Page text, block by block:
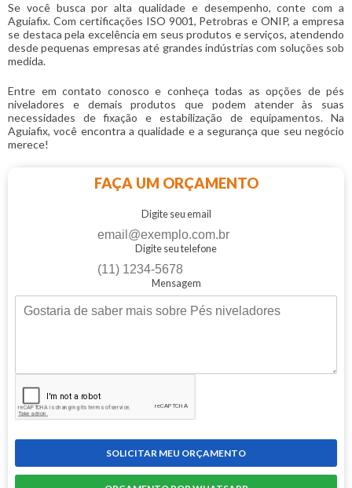
Se você busca por alta qualidade e desempenho, conte com a
Aguiafix. Com certificações ISO 9001, Petrobras e ONIP, a empresa
se destaca pela excelência em seus produtos e serviços, atendendo
desde pequenas empresas até grandes indústrias com soluções sob
medida.
Entre em contato conosco e conheça todas as opções de pés
niveladores e demais produtos que podem atender às suas
necessidades de fixação e estabilização de equipamentos. Na
Aguiafix, você encontra a qualidade e a segurança que seu negócio
merece!
FAÇA UM ORÇAMENTO
Digite seu email
Digite seu telefone
Mensagem
SOLICITAR MEU ORÇAMENTO